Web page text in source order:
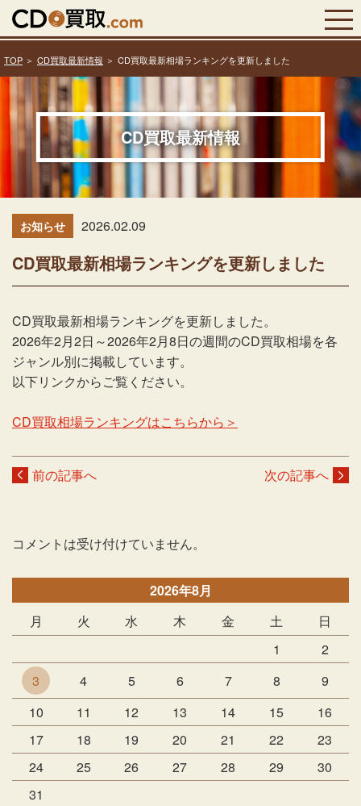
TOP CD買取最新情報 CD買取最新相場ランキングを更新しました
CD買取最新情報
お知らせ 2026.02.09
CD買取最新相場ランキングを更新しました
CD買取最新相場ランキングを更新しました。
2026年2月2日～2026年2月8日の週間のCD買取相場を各
ジャンル別に掲載しています。
以下リンクからご覧ください。
CD買取相場ランキングはこちらから＞
前の記事へ 次の記事へ
コメントは受け付けていません。
2026年8月
月
火 水 木 金 土
日
1
2
3
4 5 6 7 8
9
10
11 12 13 14 15
16
17
18 19 20 21 22
23
24
25 26 27 28 29
30
31